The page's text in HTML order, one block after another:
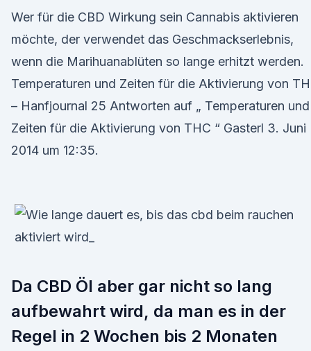
Wer für die CBD Wirkung sein Cannabis aktivieren
möchte, der verwendet das Geschmackserlebnis,
wenn die Marihuanablüten so lange erhitzt werden.
Temperaturen und Zeiten für die Aktivierung von
– Hanfjournal 25 Antworten auf „ Temperaturen und
Zeiten für die Aktivierung von THC “ Gasterl 3. Juni
2014 um 12:35.
Da CBD Öl aber gar nicht so lang
aufbewahrt wird, da man es in der
Regel in 2 Wochen bis 2 Monaten